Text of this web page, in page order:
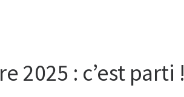
2025 : c’est parti !